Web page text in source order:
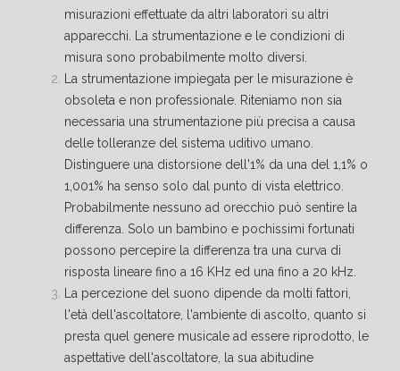
misurazioni effettuate da altri laboratori su altri
apparecchi. La strumentazione e le condizioni di
misura sono probabilmente molto diversi.
La strumentazione impiegata per le misurazione è
obsoleta e non professionale. Riteniamo non sia
necessaria una strumentazione più precisa a causa
delle tolleranze del sistema uditivo umano.
Distinguere una distorsione dell'1% da una del 1,1% o
1,001% ha senso solo dal punto di vista elettrico.
Probabilmente nessuno ad orecchio può sentire la
differenza. Solo un bambino e pochissimi fortunati
possono percepire la differenza tra una curva di
risposta lineare fino a 16 KHz ed una fino a 20 kHz.
La percezione del suono dipende da molti fattori,
l'età dell'ascoltatore, l'ambiente di ascolto, quanto si
presta quel genere musicale ad essere riprodotto, le
aspettative dell'ascoltatore, la sua abitudine